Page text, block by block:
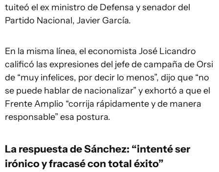
tuiteó el ex ministro de Defensa y senador del
Partido Nacional, Javier García.
En la misma línea, el economista José Licandro
calificó las expresiones del jefe de campaña de Orsi
de “muy infelices, por decir lo menos”, dijo que “no
se puede hablar de nacionalizar” y exhortó a que el
Frente Amplio “corrija rápidamente y de manera
responsable” esa postura.
La respuesta de Sánchez: “intenté ser
irónico y fracasé con total éxito”